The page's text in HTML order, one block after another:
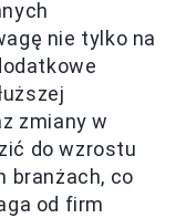
nie tylko na
zmiany w
do wzrostu
branżach, co
od firm